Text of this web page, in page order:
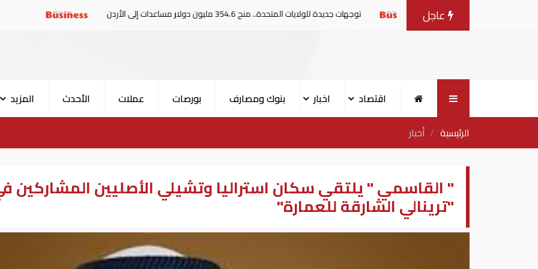
عاجل توجهات جديدة للولايات المتحدة.. منح 354.6 مليون دولار مساعدات إلى الأردن أمير قطر يؤكد لـ"ترامب"
اقتصاد اخبار بنوك ومصارف بورصات عملات الأحدث
المزيد
الرئيسية
أخبار
" القاسمي " يلتقي سكان استراليا وتشيلي الأصليين المشاركين
"ترينالي الشارقة للعمارة"